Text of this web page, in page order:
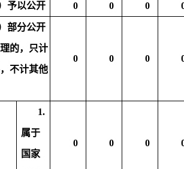
予以公开 0 0 0
部分公开
理的，只计
不计其他
0 0 0
1.
属于
国家
0 0 0